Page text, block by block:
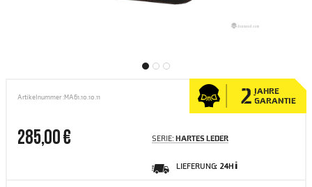
Artikelnummer :MA61.10.10.11 2 JAHRE
GARANTIE
285,00 € SERIE: HARTES LEDER
LIEFERUNG: 24H ℹ